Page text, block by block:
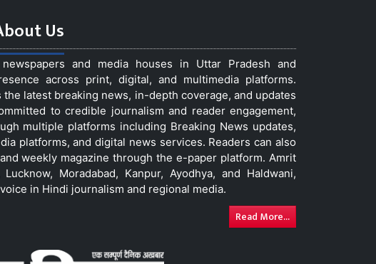
Us
and media houses in Uttar Pradesh and
across print, digital, and multimedia platforms.
latest breaking news, in-depth coverage, and updates
to credible journalism and reader engagement,
multiple platforms including Breaking News updates,
platforms, and digital news services. Readers can also
weekly magazine through the e-paper platform. Amrit
Moradabad, Kanpur, Ayodhya, and Haldwani,
in Hindi journalism and regional media.
Read More...